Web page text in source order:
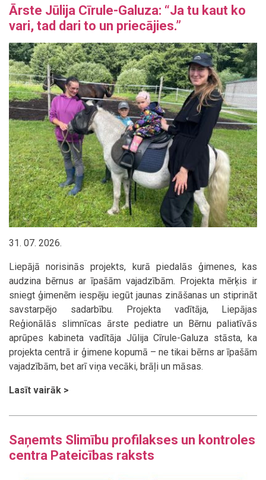
Ārste Jūlija Cīrule-Galuza: “Ja tu kaut ko
vari, tad dari to un priecājies.”
31. 07. 2026.
Liepājā norisinās projekts, kurā piedalās ģimenes, kas
audzina bērnus ar īpašām vajadzībām. Projekta mērķis ir
sniegt ģimenēm iespēju iegūt jaunas zināšanas un stiprināt
savstarpējo sadarbību. Projekta vadītāja, Liepājas
Reģionālās slimnīcas ārste pediatre un Bērnu paliatīvās
aprūpes kabineta vadītāja Jūlija Cīrule-Galuza stāsta, ka
projekta centrā ir ģimene kopumā – ne tikai bērns ar īpašām
vajadzībām, bet arī viņa vecāki, brāļi un māsas.
Lasīt vairāk >
Saņemts Slimību profilakses un kontroles
centra Pateicības raksts